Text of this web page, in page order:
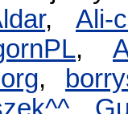
,Ali-
,
,